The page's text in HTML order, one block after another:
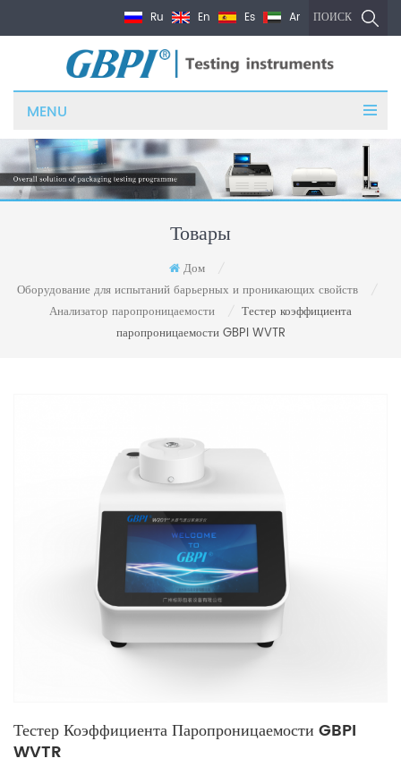
ПОИСК
Ru En Es Ar
MENU
Товары
Дом
Оборудование для испытаний барьерных и проникающих свойств
Анализатор паропроницаемости
Тестер коэффициента
паропроницаемости GBPI WVTR
Тестер Коэффициента Паропроницаемости GBPI
WVTR